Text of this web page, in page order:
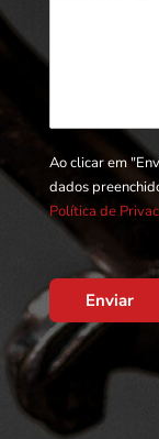
Ao clicar em
dados
Política de
Enviar